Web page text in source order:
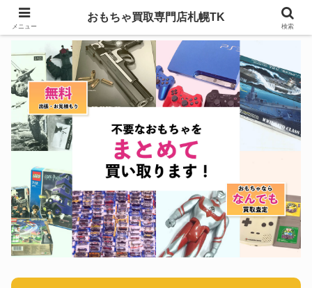
メニュー
おもちゃ買取専門店札幌TK
検索